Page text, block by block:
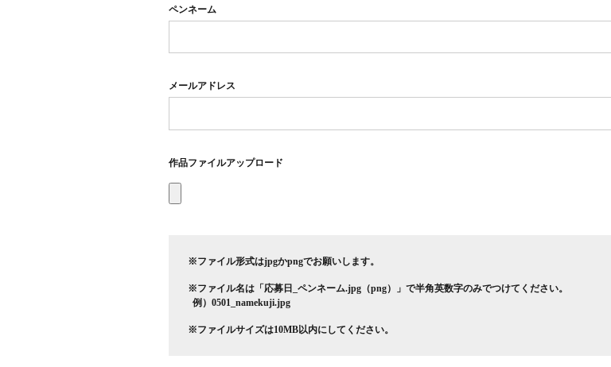
ペンネーム
メールアドレス
作品ファイルアップロード
※ファイル形式はjpgかpngでお願いします。
※ファイル名は「応募日_ペンネーム.jpg（png）」で半角英数字のみでつけてください。
例）0501_namekuji.jpg
※ファイルサイズは10MB以内にしてください。